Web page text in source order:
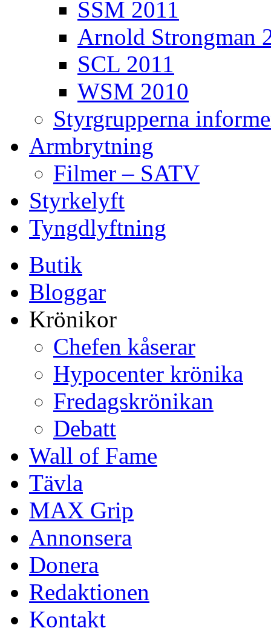
SSM 2011
Arnold Strongman
SCL 2011
WSM 2010
Styrgrupperna
Armbrytning
Filmer – SATV
Styrkelyft
Tyngdlyftning
Butik
Bloggar
Krönikor
Chefen kåserar
Hypocenter krönika
Fredagskrönikan
Debatt
Wall of Fame
Tävla
MAX Grip
Annonsera
Donera
Redaktionen
Kontakt